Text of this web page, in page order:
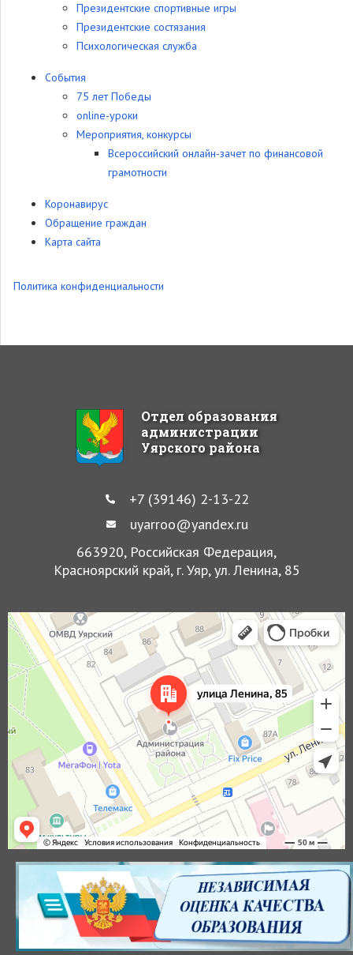
Президентские спортивные игры
Президентские состязания
Психологическая служба
События
75 лет Победы
online-уроки
Мероприятия, конкурсы
Всероссийский онлайн-зачет по финансовой
грамотности
Коронавирус
Обращение граждан
Карта сайта
Политика конфиденциальности
Отдел образования
администрации
Уярского района
+7 (39146) 2-13-22
uyarroo@yandex.ru
663920, Российская Федерация,
Красноярский край, г. Уяр, ул. Ленина, 85
Уяр
Улица Ленина, 85 — Яндекс Карты